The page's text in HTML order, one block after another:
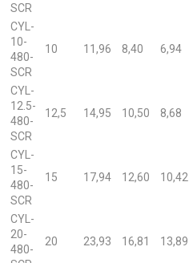
SCR
CYL-
10-
480-
SCR
10 11,96 8,40 6,94
CYL-
12.5-
480-
SCR
12,5 14,95 10,50 8,68
CYL-
15-
480-
SCR
15 17,94 12,60 10,42
CYL-
20-
480-
20 23,93 16,81 13,89